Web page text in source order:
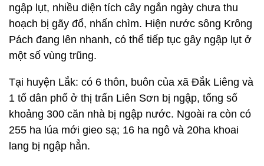
ngập lụt, nhiều diện tích cây ngắn ngày chưa thu
hoạch bị gãy đổ, nhấn chìm. Hiện nước sông Krông
Pách đang lên nhanh, có thể tiếp tục gây ngập lụt ở
một số vùng trũng.
Tại huyện Lắk: có 6 thôn, buôn của xã Đắk Liêng và
1 tổ dân phố ở thị trấn Liên Sơn bị ngập, tổng số
khoảng 300 căn nhà bị ngập nước. Ngoài ra còn có
255 ha lúa mới gieo sạ; 16 ha ngô và 20ha khoai
lang bị ngập hẳn.